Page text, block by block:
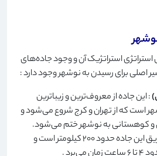
استراتژیک آن و وجود جاده‌های
اصلی برای رسیدن به نوشهر وجود دارد:
: این جاده از معروف‌ترین و زیباترین
است که از تهران و کرج شروع می‌شود و
و کوهستانی به نوشهر ختم می‌شود.
فاصله تهران تا نوشهر از طریق این جاده حدود 200 کیلومتر است و